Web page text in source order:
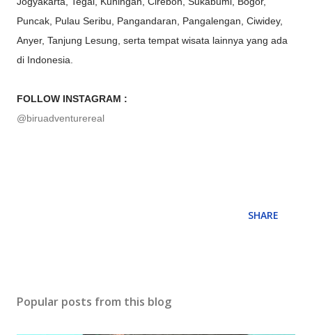
Puncak, Pulau Seribu, Pangandaran, Pangalengan, Ciwidey,
Anyer, Tanjung Lesung, serta tempat wisata lainnya yang ada
di Indonesia.
FOLLOW INSTAGRAM :
@biruadventurereal
SHARE
Popular posts from this blog